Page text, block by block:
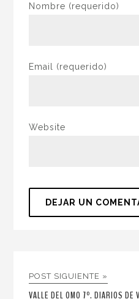
Nombre (requerido)
Email (requerido)
Website
POST SIGUIENTE »
VALLE DEL OMO 7º. DIARIOS